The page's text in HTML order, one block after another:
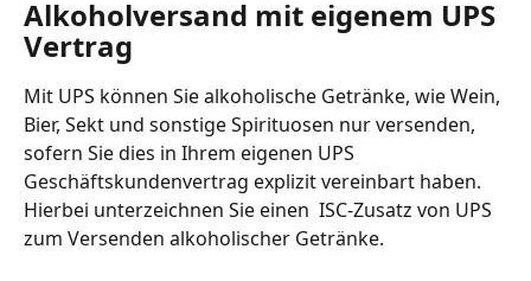
Alkoholversand mit eigenem UPS
Vertrag
Mit UPS können Sie alkoholische Getränke, wie Wein,
Bier, Sekt und sonstige Spirituosen nur versenden,
sofern Sie dies in Ihrem eigenen UPS
Geschäftskundenvertrag explizit vereinbart haben.
Hierbei unterzeichnen Sie einen  ISC-Zusatz von UPS
zum Versenden alkoholischer Getränke.